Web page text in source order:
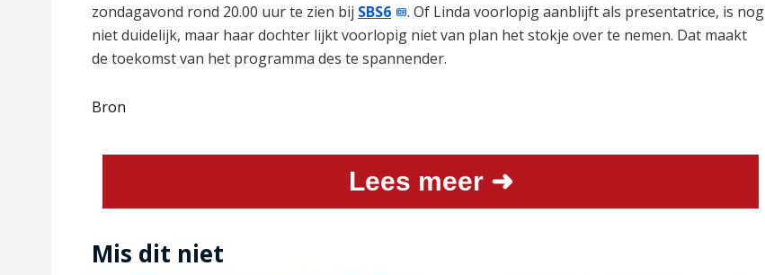
zondagavond rond 20.00 uur te zien bij SBS6
. Of Linda voorlopig aanblijft als presentatrice, is nog
niet duidelijk, maar haar dochter lijkt voorlopig niet van plan het stokje over te nemen. Dat maakt
de toekomst van het programma des te spannender.
Bron
Lees meer ➜
Mis dit niet